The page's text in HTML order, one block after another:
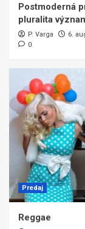
Postmoderná
pluralita
P. Varga
6.
0
Predaj
Reggae